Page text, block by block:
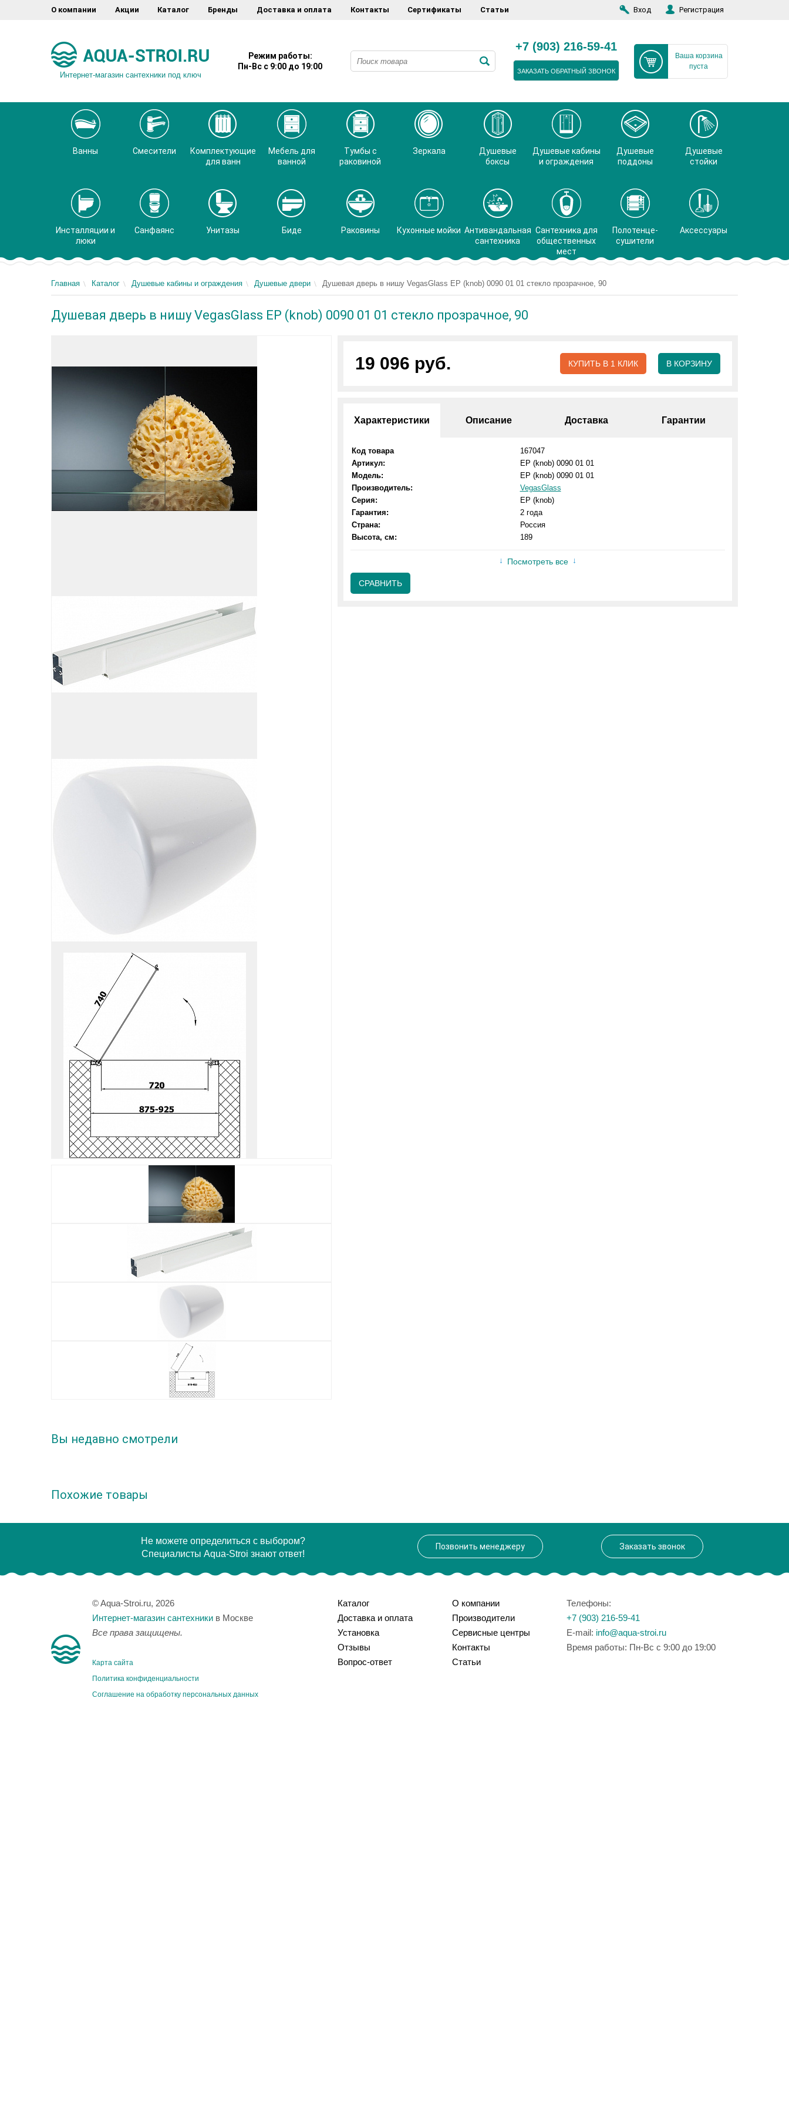
О компании Акции Каталог Бренды Доставка и оплата Контакты Сертификаты Статьи Вход Регистрация
Интернет-магазин сантехники под ключ
Режим работы:
Пн-Вс с 9:00 до 19:00
+7 (903) 216-59-41
ЗАКАЗАТЬ ОБРАТНЫЙ ЗВОНОК
Ваша корзина
пуста
Ванны Смесители
Комплектующие
для ванн
Мебель для
ванной
Тумбы с
раковиной
Зеркала
Душевые
боксы
Душевые кабины
и ограждения
Душевые
поддоны
Душевые
стойки
Инсталляции и
люки
Санфаянс Унитазы Биде Раковины Кухонные мойки Антивандальная
сантехника
Сантехника для
общественных
мест
Полотенце-
сушители
Аксессуары
Главная Каталог Душевые кабины и ограждения Душевые двери Душевая дверь в нишу VegasGlass EP (knob) 0090 01 01 стекло прозрачное, 90
Душевая дверь в нишу VegasGlass EP (knob) 0090 01 01 стекло прозрачное, 90
19 096 руб. КУПИТЬ В 1 КЛИК В КОРЗИНУ
Характеристики Описание Доставка Гарантии
Код товара
167047
Артикул:
EP (knob) 0090 01 01
Модель:
EP (knob) 0090 01 01
Производитель:
VegasGlass
Серия:
EP (knob)
Гарантия:
2 года
Страна:
Россия
Высота, см:
189
Посмотреть все
СРАВНИТЬ
Вы недавно смотрели
Похожие товары
Не можете определиться с выбором?
Специалисты Aqua-Stroi знают ответ!
Позвонить менеджеру Заказать звонок
© Aqua-Stroi.ru, 2026
Интернет-магазин сантехники в Москве
Все права защищены.
Карта сайта
Политика конфиденциальности
Соглашение на обработку персональных данных
Каталог
Доставка и оплата
Установка
Отзывы
Вопрос-ответ
О компании
Производители
Сервисные центры
Контакты
Статьи
Телефоны:
+7 (903) 216-59-41
E-mail: info@aqua-stroi.ru
Время работы: Пн-Вс с 9:00 до 19:00